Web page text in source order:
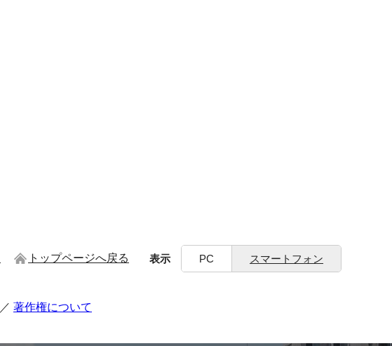
トップページへ戻る 表示 PC スマートフォン
著作権について